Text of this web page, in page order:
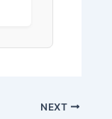
NEXT